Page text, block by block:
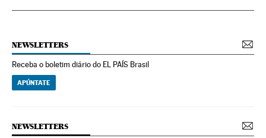
NEWSLETTERS
Receba o boletim diário do EL PAÍS Brasil
APÚNTATE
NEWSLETTERS